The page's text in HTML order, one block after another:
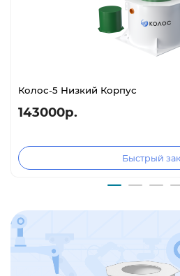
высоким уровнем грунтовых
ограниченной глубиной
этом все технические
на 4 человека полностью
затопления
затапливает, что приводит к
В «Колос-4» компрессор
модуль и надежно защищен от
участков с подтоплением.
3. Цилиндрический
грунтозацепами — не
Колос-5 Низкий Корпус
143000р.
Быстрый